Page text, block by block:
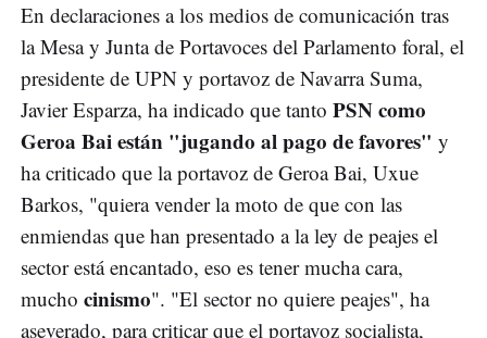
En declaraciones a los medios de comunicación tras
la Mesa y Junta de Portavoces del Parlamento foral, el
presidente de UPN y portavoz de Navarra Suma,
Javier Esparza, ha indicado que tanto PSN como
Geroa Bai están "jugando al pago de favores" y
ha criticado que la portavoz de Geroa Bai, Uxue
Barkos, "quiera vender la moto de que con las
enmiendas que han presentado a la ley de peajes el
sector está encantado, eso es tener mucha cara,
mucho cinismo". "El sector no quiere peajes", ha
aseverado, para criticar que el portavoz socialista,